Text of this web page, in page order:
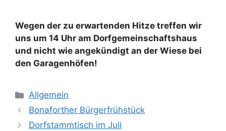
Wegen der zu erwartenden Hitze treffen wir
uns um 14 Uhr am Dorfgemeinschaftshaus
und nicht wie angekündigt an der Wiese bei
den Garagenhöfen!
Kategorien
Allgemein
Bonaforther Bürgerfrühstück
Dorfstammtisch im Juli